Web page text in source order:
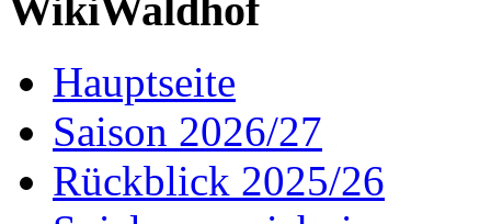
WikiWaldhof
Hauptseite
Saison 2026/27
Rückblick 2025/26